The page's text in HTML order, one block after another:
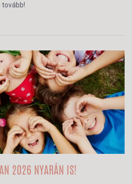
tovább!
2026 NYARÁN IS!